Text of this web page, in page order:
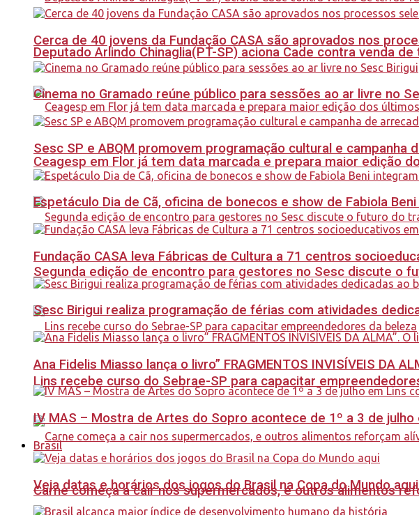
Deputado Arlindo Chinaglia(PT-SP) aciona Cade contra venda
Ceagesp em Flor já tem data marcada e prepara maior edição
Segunda edição de encontro para gestores no Sesc discute o
Lins recebe curso do Sebrae-SP para capacitar
Carne começa a cair nos supermercados, e outros alimentos
Cerca de 40 jovens da Fundação CASA são aprovados nos
Cinema no Gramado reúne público para sessões ao ar livre no
Sesc SP e ABQM promovem programação cultural e
Espetáculo Dia de Cã, oficina de bonecos e show de Fabiola
Fundação CASA leva Fábricas de Cultura a 71 centros
Sesc Birigui realiza programação de férias com atividades
Ana Fidelis Miasso lança o livro” FRAGMENTOS INVISÍVEIS DA
IV MAS – Mostra de Artes do Sopro acontece de 1º a 3 de
Brasil
Veja datas e horários dos jogos do Brasil na Copa do Mundo aqui